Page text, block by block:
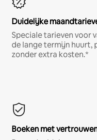
Duidelijke
Speciale tarieven voor
de lange termijn huurt,
zonder extra kosten.*
Boeken met